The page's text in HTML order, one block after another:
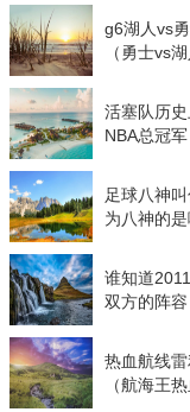
g6湖人vs
（勇士vs
活塞队历
NBA总冠军
了？）
足球八神
为八神的是
谁知道
双方的阵容
热血航线
（航海王